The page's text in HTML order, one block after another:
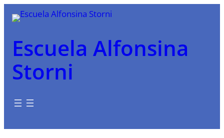
Saltar
Escuela Alfonsina
Storni